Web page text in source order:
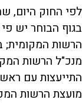
לפי החוק היום,
בגוף הבוחר יש
הרשות המקומית;
מנכ"ל הרשות
התייעצות עם
מועצת הרשות